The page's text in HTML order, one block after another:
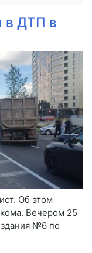
в ДТП в
Об этом
Вечером 25
здания №6 по